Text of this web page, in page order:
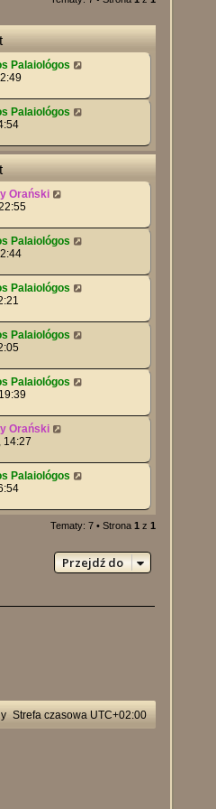
Palaiológos
Palaiológos
Orański
Palaiológos
Palaiológos
Palaiológos
Palaiológos
Orański
14:27
Palaiológos
Tematy: 7 • Strona 1 z 1
Przejdź do
Strefa czasowa UTC+02:00